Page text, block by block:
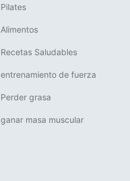
Pilates
Alimentos
Recetas Saludables
entrenamiento de fuerza
Perder grasa
ganar masa muscular